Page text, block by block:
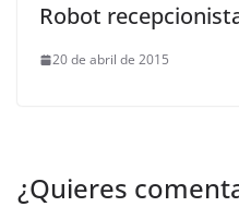
Robot
20 de abril de 2015
¿Quieres